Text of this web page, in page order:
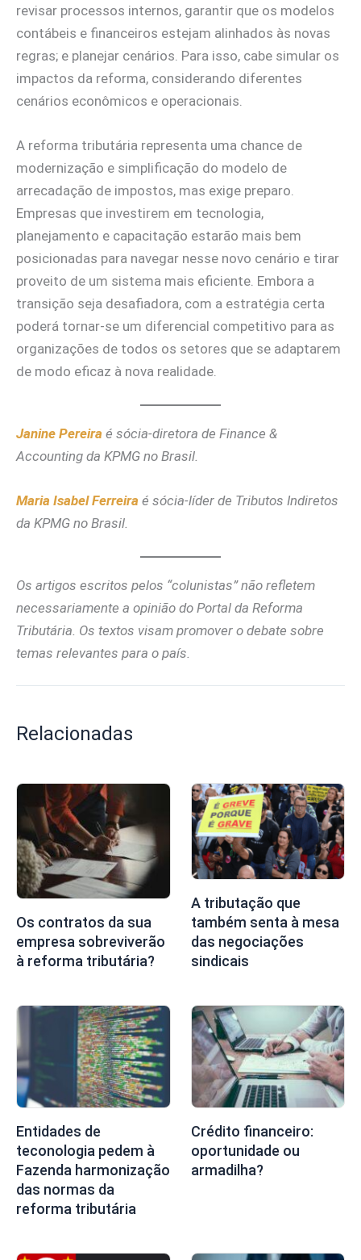
revisar processos internos, garantir que os modelos
contábeis e financeiros estejam alinhados às novas
regras; e planejar cenários. Para isso, cabe simular os
impactos da reforma, considerando diferentes
cenários econômicos e operacionais.
A reforma tributária representa uma chance de
modernização e simplificação do modelo de
arrecadação de impostos, mas exige preparo.
Empresas que investirem em tecnologia,
planejamento e capacitação estarão mais bem
posicionadas para navegar nesse novo cenário e tirar
proveito de um sistema mais eficiente. Embora a
transição seja desafiadora, com a estratégia certa
poderá tornar-se um diferencial competitivo para as
organizações de todos os setores que se adaptarem
de modo eficaz à nova realidade.
Janine Pereira é sócia-diretora de Finance &
Accounting da KPMG no Brasil.
Maria Isabel Ferreira é sócia-líder de Tributos Indiretos
da KPMG no Brasil.
Os artigos escritos pelos “colunistas” não refletem
necessariamente a opinião do Portal da Reforma
Tributária. Os textos visam promover o debate sobre
temas relevantes para o país.
Relacionadas
Os contratos da sua
empresa sobreviverão
à reforma tributária?
A tributação que
também senta à mesa
das negociações
sindicais
Entidades de
teconologia pedem à
Fazenda harmonização
das normas da
reforma tributária
Crédito financeiro:
oportunidade ou
armadilha?